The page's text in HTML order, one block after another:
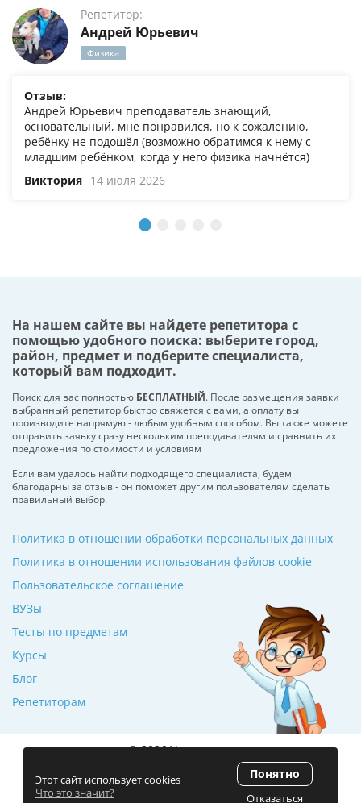
Репетитор:
Андрей Юрьевич
Физика
Отзыв:
Андрей Юрьевич преподаватель знающий,
основательный, мне понравился, но к сожалению,
ребёнку не подошёл (возможно обратимся к нему с
младшим ребёнком, когда у него физика начнётся)
Виктория 14 июля 2026
На нашем сайте вы найдете репетитора с
помощью удобного поиска: выберите город,
район, предмет и подберите специалиста,
который вам подходит.
Поиск для вас полностью БЕСПЛАТНЫЙ. После размещения заявки
выбранный репетитор быстро свяжется с вами, а оплату вы
производите напрямую - любым удобным способом. Вы также можете
отправить заявку сразу нескольким преподавателям и сравнить их
предложения по стоимости и условиям
Если вам удалось найти подходящего специалиста, будем
благодарны за отзыв - он поможет другим пользователям сделать
правильный выбор.
ВУЗы
Тесты по предметам
Курсы
Блог
Репетиторам
Политика в отношении обработки персональных данных
Политика в отношении использования файлов cookie
Пользовательское соглашение
© 2026 Училкин.ru
Рейтинг 5.0
(120 отзывов)
Этот сайт использует cookies
Что это значит?
Понятно
Отказаться